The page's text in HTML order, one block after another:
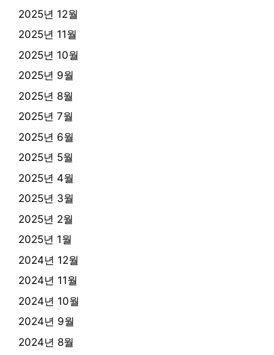
2025년 12월
2025년 11월
2025년 10월
2025년 9월
2025년 8월
2025년 7월
2025년 6월
2025년 5월
2025년 4월
2025년 3월
2025년 2월
2025년 1월
2024년 12월
2024년 11월
2024년 10월
2024년 9월
2024년 8월